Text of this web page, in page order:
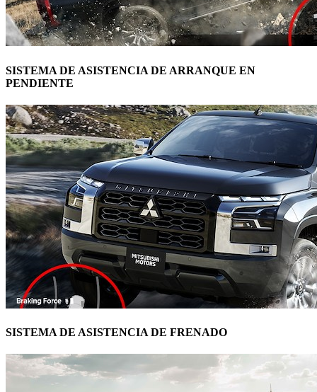
SISTEMA DE ASISTENCIA DE ARRANQUE EN
PENDIENTE
SISTEMA DE ASISTENCIA DE FRENADO